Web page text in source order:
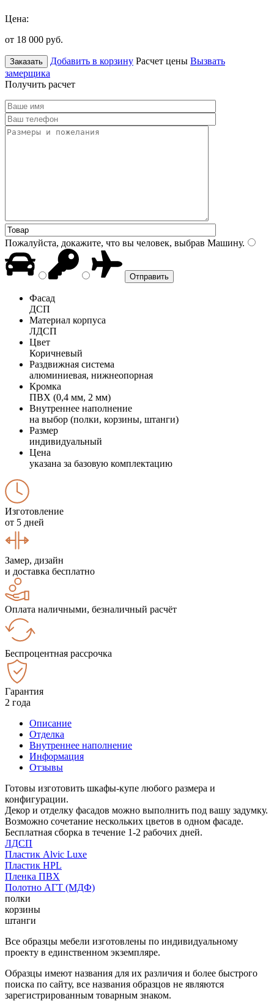
Цена:
от 18 000 руб.
Заказать Добавить в корзину Расчет цены Вызвать
замерщика
Получить расчет
Пожалуйста, докажите, что вы человек, выбрав Машину.
Фасад
ДСП
Материал корпуса
ЛДСП
Цвет
Коричневый
Раздвижная система
алюминиевая, нижнеопорная
Кромка
ПВХ (0,4 мм, 2 мм)
Внутреннее наполнение
на выбор (полки, корзины, штанги)
Размер
индивидуальный
Цена
указана за базовую комплектацию
Изготовление
от 5 дней
Замер, дизайн
и доставка бесплатно
Оплата наличными, безналичный расчёт
Беспроцентная рассрочка
Гарантия
2 года
Описание
Отделка
Внутреннее наполнение
Информация
Отзывы
Готовы изготовить шкафы-купе любого размера и
конфигурации.
Декор и отделку фасадов можно выполнить под вашу задумку.
Возможно сочетание нескольких цветов в одном фасаде.
Бесплатная сборка в течение 1-2 рабочих дней.
ЛДСП
Пластик Alvic Luxe
Пластик HPL
Пленка ПВХ
Полотно АГТ (МДФ)
полки
корзины
штанги
Все образцы мебели изготовлены по индивидуальному
проекту в единственном экземпляре.
Образцы имеют названия для их различия и более быстрого
поиска по сайту, все названия образцов не являются
зарегистрированным товарным знаком.